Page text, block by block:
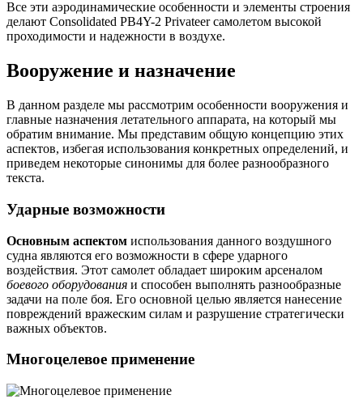
Все эти аэродинамические особенности и элементы строения
делают Consolidated PB4Y-2 Privateer самолетом высокой
проходимости и надежности в воздухе.
Вооружение и назначение
В данном разделе мы рассмотрим особенности вооружения и
главные назначения летательного аппарата, на который мы
обратим внимание. Мы представим общую концепцию этих
аспектов, избегая использования конкретных определений, и
приведем некоторые синонимы для более разнообразного
текста.
Ударные возможности
Основным аспектом использования данного воздушного
судна являются его возможности в сфере ударного
воздействия. Этот самолет обладает широким арсеналом
боевого оборудования и способен выполнять разнообразные
задачи на поле боя. Его основной целью является нанесение
повреждений вражеским силам и разрушение стратегически
важных объектов.
Многоцелевое применение